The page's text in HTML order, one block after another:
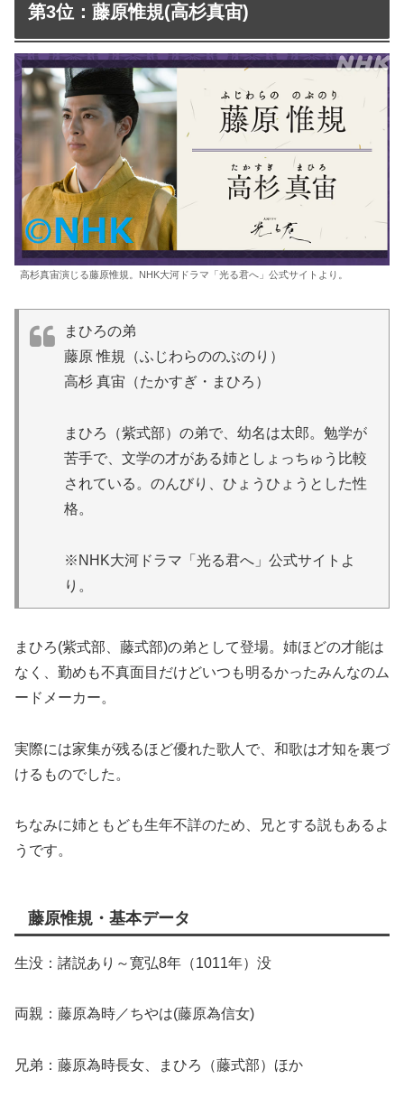
第3位：藤原惟規(高杉真宙)
高杉真宙演じる藤原惟規。NHK大河ドラマ「光る君へ」公式サイトより。
まひろの弟
藤原 惟規（ふじわらののぶのり）
高杉 真宙（たかすぎ・まひろ）
まひろ（紫式部）の弟で、幼名は太郎。勉学が
苦手で、文学の才がある姉としょっちゅう比較
されている。のんびり、ひょうひょうとした性
格。
※NHK大河ドラマ「光る君へ」公式サイトよ
り。
まひろ(紫式部、藤式部)の弟として登場。姉ほどの才能は
なく、勤めも不真面目だけどいつも明るかったみんなのム
ードメーカー。
実際には家集が残るほど優れた歌人で、和歌は才知を裏づ
けるものでした。
ちなみに姉ともども生年不詳のため、兄とする説もあるよ
うです。
藤原惟規・基本データ
生没：諸説あり～寛弘8年（1011年）没
両親：藤原為時／ちやは(藤原為信女)
兄弟：藤原為時長女、まひろ（藤式部）ほか